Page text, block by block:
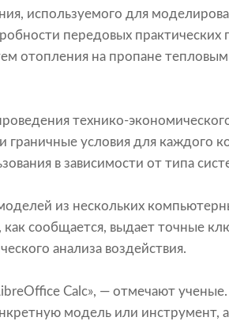
используемого для
передовых практических
отопления на пропане
технико-
граничные условия для каждого
в зависимости от типа
из нескольких
сообщается, выдает точные
анализа воздействия.
Calc», — отмечают
модель или инструмент,